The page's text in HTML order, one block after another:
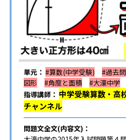
単元： #算数(中学受験) #過去
図形
#角度と面積
#大濠中学
指導講師： 中学受験算数・高
チャンネル
問題文全文(内容文)：